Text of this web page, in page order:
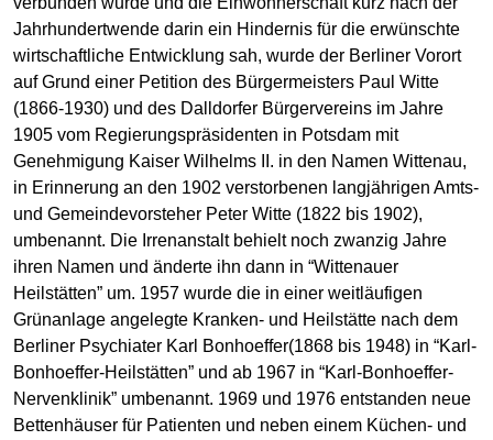
Jahrhundertwende darin ein Hindernis für die erwünschte
wirtschaftliche Entwicklung sah, wurde der Berliner Vorort
auf Grund einer Petition des Bürgermeisters Paul Witte
(1866-1930) und des Dalldorfer Bürgervereins im Jahre
1905 vom Regierungspräsidenten in Potsdam mit
Genehmigung Kaiser Wilhelms II. in den Namen Wittenau,
in Erinnerung an den 1902 verstorbenen langjährigen Amts-
und Gemeindevorsteher Peter Witte (1822 bis 1902),
umbenannt. Die Irrenanstalt behielt noch zwanzig Jahre
ihren Namen und änderte ihn dann in “Wittenauer
Heilstätten” um. 1957 wurde die in einer weitläufigen
Grünanlage angelegte Kranken- und Heilstätte nach dem
Berliner Psychiater Karl Bonhoeffer(1868 bis 1948) in “Karl-
Bonhoeffer-Heilstätten” und ab 1967 in “Karl-Bonhoeffer-
Nervenklinik” umbenannt. 1969 und 1976 entstanden neue
Bettenhäuser für Patienten und neben einem Küchen- und